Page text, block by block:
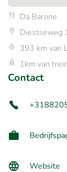
Da Barone
Diestseweg
393 km van
1km van
Contact
Website